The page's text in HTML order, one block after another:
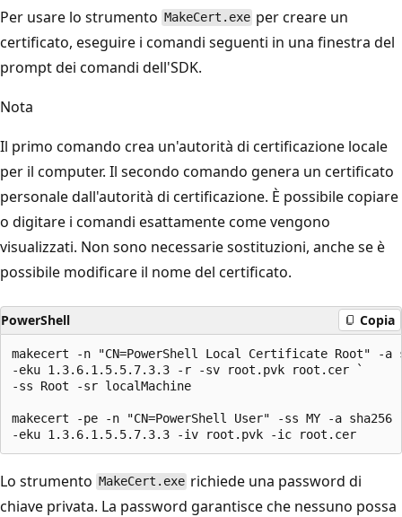
Per usare lo strumento MakeCert.exe per creare un
certificato, eseguire i comandi seguenti in una finestra del
prompt dei comandi dell'SDK.
Nota
Il primo comando crea un'autorità di certificazione locale
per il computer. Il secondo comando genera un certificato
personale dall'autorità di certificazione. È possibile copiare
o digitare i comandi esattamente come vengono
visualizzati. Non sono necessarie sostituzioni, anche se è
possibile modificare il nome del certificato.
PowerShell Copia
makecert -n "CN=PowerShell Local Certificate Root" -a
-eku 1.3.6.1.5.5.7.3.3 -r -sv root.pvk root.cer `
-ss Root -sr localMachine
makecert -pe -n "CN=PowerShell User" -ss MY -a sha256
Lo strumento MakeCert.exe richiede una password di
chiave privata. La password garantisce che nessuno possa